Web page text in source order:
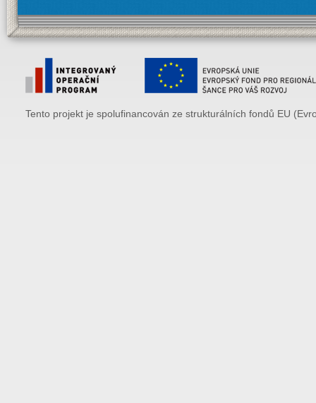
Tento projekt je spolufinancován ze strukturálních fondů EU